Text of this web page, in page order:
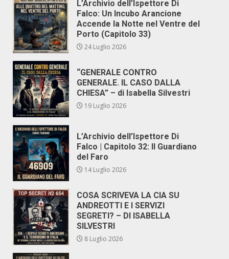
L’Archivio dell’Ispettore Di
Falco: Un Incubo Arancione
Accende la Notte nel Ventre del
Porto (Capitolo 33)
24 Luglio 2026
“GENERALE CONTRO
GENERALE. IL CASO DALLA
CHIESA” – di Isabella Silvestri
19 Luglio 2026
L’Archivio dell’Ispettore Di
Falco | Capitolo 32: Il Guardiano
del Faro
14 Luglio 2026
COSA SCRIVEVA LA CIA SU
ANDREOTTI E I SERVIZI
SEGRETI? – DI ISABELLA
SILVESTRI
8 Luglio 2026